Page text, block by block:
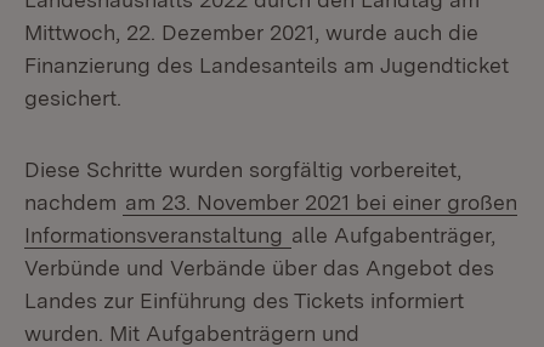
Mittwoch, 22. Dezember 2021, wurde auch die
Finanzierung des Landesanteils am Jugendticket
gesichert.
Diese Schritte wurden sorgfältig vorbereitet,
nachdem am 23. November 2021 bei einer großen
Informationsveranstaltung alle Aufgabenträger,
Verbünde und Verbände über das Angebot des
Landes zur Einführung des Tickets informiert
wurden. Mit Aufgabenträgern und